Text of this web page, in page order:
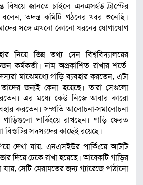
বিষয়ে জানতে চাইলে এনএসইউ ট্রাস্টের
বলেন, তদন্ত কমিটি গঠনের খবর শুনেছি।
সঙ্গে এখনো কোনো ধরনের যোগাযোগ
নিয়ে ভিন্ন তথ্য দেন বিশ্ববিদ্যালয়ের
কর্মকর্তা। নাম অপ্রকাশিত রাখার শর্তে
মাঝেমধ্যে গাড়ি ব্যবহার করতেন, এটা
জন্যই কেনা হয়েছে। তারা সেগুলো
এর মধ্যে কেউ নিজে আবার কারো
করতেন। সম্প্রতি আলোচনা-সমালোচনা
পার্কিংয়ে রাখছেন। গাড়ি ফেরত
সদস্যদের কাছেই রয়েছে।
দেখা যায়, এনএসইউর পার্কিংয়ে আটটি
দিয়ে ঢেকে রাখা হয়েছে। আরেকটি গাড়ির
সেটি মেরামতের জন্য গ্যারেজে পাঠানো